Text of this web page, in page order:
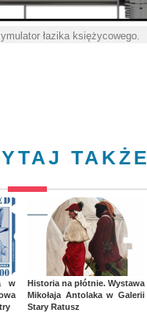
łazika księżycowego.
TAKŻE
w
Historia na płótnie. Wystawa
Mikołaja Antolaka w Galerii
Stary Ratusz